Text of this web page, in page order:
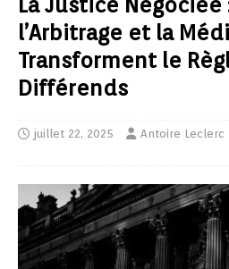
l’Arbitrage et la
Transforment le
Différends
juillet 22, 2025 Antoire Leclerc